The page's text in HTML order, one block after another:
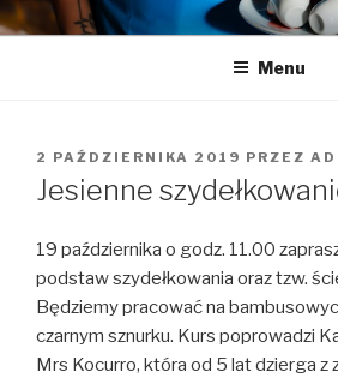
Przeskocz
do
LA LUCY
Zapraszamy na pyszną kawę i naleśniki
Menu
OPUBLIKOWANE
W
2 PAŹDZIERNIKA 2019 PRZEZ
Jesienne
19 października o godz. 11.00
podstaw szydełkowania oraz tzw.
Będziemy pracować na
czarnym sznurku. Kurs poprowadzi
Mrs Kocurro, która od 5 lat dzierga z